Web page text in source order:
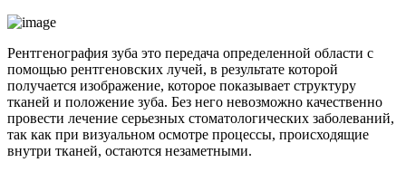
Рентгенография зуба это передача определенной области с
помощью рентгеновских лучей, в результате которой
получается изображение, которое показывает структуру
тканей и положение зуба. Без него невозможно качественно
провести лечение серьезных стоматологических заболеваний,
так как при визуальном осмотре процессы, происходящие
внутри тканей, остаются незаметными.